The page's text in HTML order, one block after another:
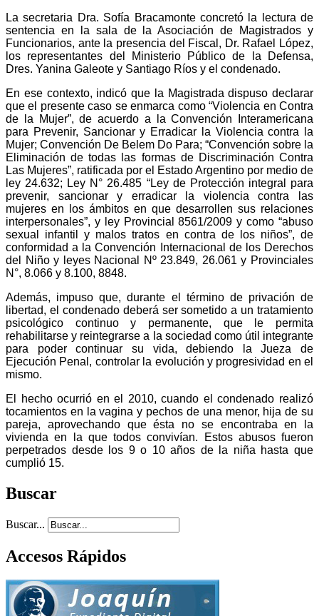
La secretaria Dra. Sofía Bracamonte concretó la lectura de
sentencia en la sala de la Asociación de Magistrados y
Funcionarios, ante la presencia del Fiscal, Dr. Rafael López,
los representantes del Ministerio Público de la Defensa,
Dres. Yanina Galeote y Santiago Ríos y el condenado.
En ese contexto, indicó que la Magistrada dispuso declarar
que el presente caso se enmarca como “Violencia en Contra
de la Mujer”, de acuerdo a la Convención Interamericana
para Prevenir, Sancionar y Erradicar la Violencia contra la
Mujer; Convención De Belem Do Para; “Convención sobre la
Eliminación de todas las formas de Discriminación Contra
Las Mujeres”, ratificada por el Estado Argentino por medio de
ley 24.632; Ley N° 26.485 “Ley de Protección integral para
prevenir, sancionar y erradicar la violencia contra las
mujeres en los ámbitos en que desarrollen sus relaciones
interpersonales”, y ley Provincial 8561/2009 y como “abuso
sexual infantil y malos tratos en contra de los niños”, de
conformidad a la Convención Internacional de los Derechos
del Niño y leyes Nacional Nº 23.849, 26.061 y Provinciales
N°, 8.066 y 8.100, 8848.
Además, impuso que, durante el término de privación de
libertad, el condenado deberá ser sometido a un tratamiento
psicológico continuo y permanente, que le permita
rehabilitarse y reintegrarse a la sociedad como útil integrante
para poder continuar su vida, debiendo la Jueza de
Ejecución Penal, controlar la evolución y progresividad en el
mismo.
El hecho ocurrió en el 2010, cuando el condenado realizó
tocamientos en la vagina y pechos de una menor, hija de su
pareja, aprovechando que ésta no se encontraba en la
vivienda en la que todos convivían. Estos abusos fueron
perpetrados desde los 9 o 10 años de la niña hasta que
cumplió 15.
Buscar
Buscar...
Accesos Rápidos